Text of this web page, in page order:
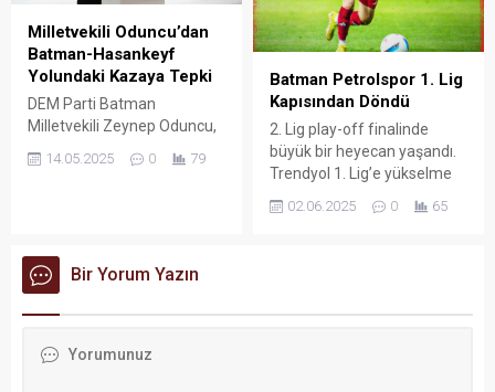
Milletvekili Oduncu’dan
Batman-Hasankeyf
Yolundaki Kazaya Tepki
DEM Parti Batman
Milletvekili Zeynep Oduncu,
Batman-Hasankeyf yolunda
yaşanan trafik kazasına
yaptı.
14.05.2025 0 79
Batman Petrolspor 1. Lig
Kapısından Döndü
2. Lig play-off finalinde
büyük bir heyecan yaşandı.
Trendyol 1. Lig’e yükselme
Petrolspor, rakibi Artı Değer
02.06.2025 0 65
Bir Yorum Yazın